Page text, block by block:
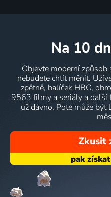
na 10
Objevte moderní
nebudete chtít měnit.
zpětně, balíček HBO,
9563 filmy a seriály a další
už dávno. Poté může být
Zkusit